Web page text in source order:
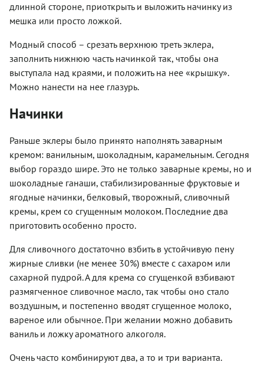
длинной стороне, приоткрыть и выложить начинку из
мешка или просто ложкой.
Модный способ – срезать верхнюю треть эклера,
заполнить нижнюю часть начинкой так, чтобы она
выступала над краями, и положить на нее «крышку».
Можно нанести на нее глазурь.
Начинки
Раньше эклеры было принято наполнять заварным
кремом: ванильным, шоколадным, карамельным. Сегодня
выбор гораздо шире. Это не только заварные кремы, но и
шоколадные ганаши, стабилизированные фруктовые и
ягодные начинки, белковый, творожный, сливочный
кремы, крем со сгущенным молоком. Последние два
приготовить особенно просто.
Для сливочного достаточно взбить в устойчивую пену
жирные сливки (не менее 30%) вместе с сахаром или
сахарной пудрой. А для крема со сгущенкой взбивают
размягченное сливочное масло, так чтобы оно стало
воздушным, и постепенно вводят сгущенное молоко,
вареное или обычное. При желании можно добавить
ваниль и ложку ароматного алкоголя.
Очень часто комбинируют два, а то и три варианта.